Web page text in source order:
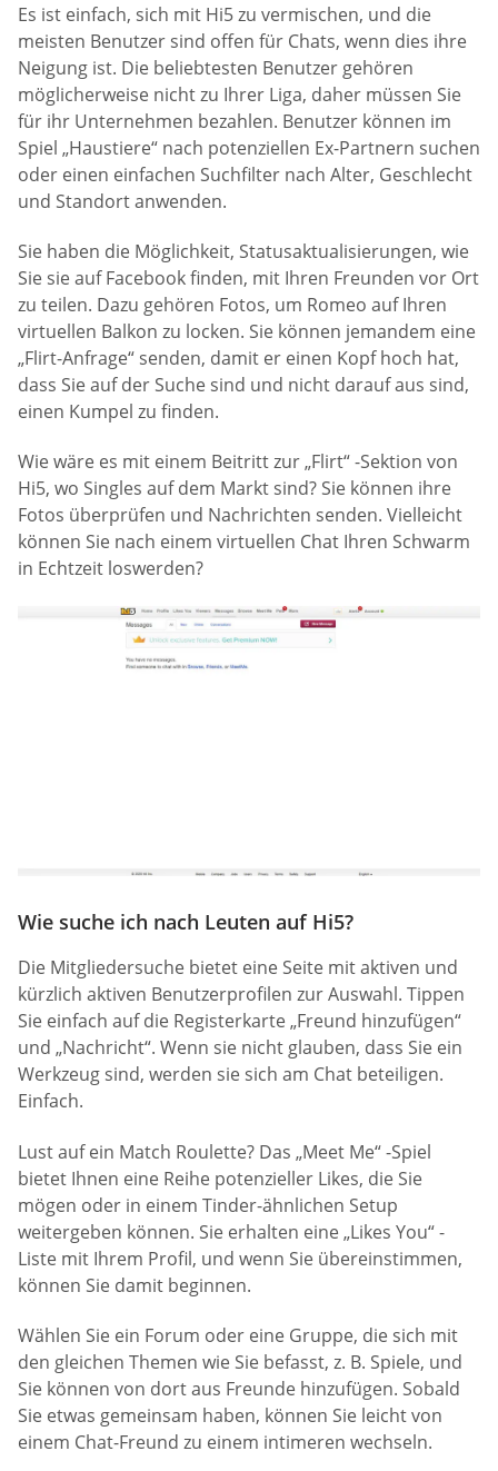
Es ist einfach, sich mit Hi5 zu vermischen, und die
meisten Benutzer sind offen für Chats, wenn dies ihre
Neigung ist. Die beliebtesten Benutzer gehören
möglicherweise nicht zu Ihrer Liga, daher müssen Sie
für ihr Unternehmen bezahlen. Benutzer können im
Spiel „Haustiere“ nach potenziellen Ex-Partnern suchen
oder einen einfachen Suchfilter nach Alter, Geschlecht
und Standort anwenden.
Sie haben die Möglichkeit, Statusaktualisierungen, wie
Sie sie auf Facebook finden, mit Ihren Freunden vor Ort
zu teilen. Dazu gehören Fotos, um Romeo auf Ihren
virtuellen Balkon zu locken. Sie können jemandem eine
„Flirt-Anfrage“ senden, damit er einen Kopf hoch hat,
dass Sie auf der Suche sind und nicht darauf aus sind,
einen Kumpel zu finden.
Wie wäre es mit einem Beitritt zur „Flirt“ -Sektion von
Hi5, wo Singles auf dem Markt sind? Sie können ihre
Fotos überprüfen und Nachrichten senden. Vielleicht
können Sie nach einem virtuellen Chat Ihren Schwarm
in Echtzeit loswerden?
Wie suche ich nach Leuten auf Hi5?
Die Mitgliedersuche bietet eine Seite mit aktiven und
kürzlich aktiven Benutzerprofilen zur Auswahl. Tippen
Sie einfach auf die Registerkarte „Freund hinzufügen“
und „Nachricht“. Wenn sie nicht glauben, dass Sie ein
Werkzeug sind, werden sie sich am Chat beteiligen.
Einfach.
Lust auf ein Match Roulette? Das „Meet Me“ -Spiel
bietet Ihnen eine Reihe potenzieller Likes, die Sie
mögen oder in einem Tinder-ähnlichen Setup
weitergeben können. Sie erhalten eine „Likes You“ -
Liste mit Ihrem Profil, und wenn Sie übereinstimmen,
können Sie damit beginnen.
Wählen Sie ein Forum oder eine Gruppe, die sich mit
den gleichen Themen wie Sie befasst, z. B. Spiele, und
Sie können von dort aus Freunde hinzufügen. Sobald
Sie etwas gemeinsam haben, können Sie leicht von
einem Chat-Freund zu einem intimeren wechseln.